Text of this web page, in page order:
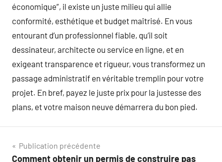
économique”, il existe un juste milieu qui allie
conformité, esthétique et budget maîtrisé. En vous
entourant d’un professionnel fiable, qu’il soit
dessinateur, architecte ou service en ligne, et en
exigeant transparence et rigueur, vous transformez un
passage administratif en véritable tremplin pour votre
projet. En bref, payez le juste prix pour la justesse des
plans, et votre maison neuve démarrera du bon pied.
Navigation
Publication précédente
Comment obtenir un permis de construire pas